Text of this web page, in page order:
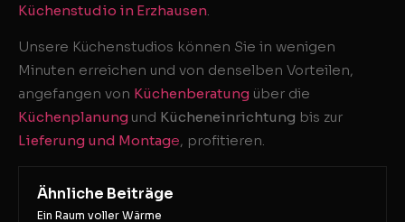
Küchenstudio in Erzhausen.
Unsere Küchenstudios können Sie in wenigen
Minuten erreichen und von denselben Vorteilen,
angefangen von Küchenberatung über die
Küchenplanung und Kücheneinrichtung bis zur
Lieferung und Montage, profitieren.
Ähnliche Beiträge
Ein Raum voller Wärme